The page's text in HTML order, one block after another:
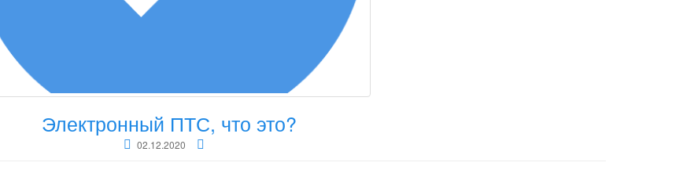
Электронный ПТС, что это?
02.12.2020